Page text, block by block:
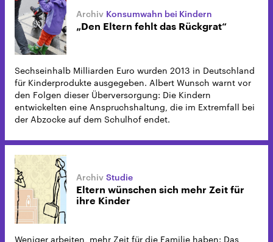
Konsumwahn bei Kindern
„Den Eltern fehlt das Rückgrat“
Sechseinhalb Milliarden Euro wurden 2013 in Deutschland
für Kinderprodukte ausgegeben. Albert Wunsch warnt vor
den Folgen dieser Überversorgung: Die Kindern
entwickelten eine Anspruchshaltung, die im Extremfall bei
der Abzocke auf dem Schulhof endet.
Studie
Eltern wünschen sich mehr Zeit für
ihre Kinder
Weniger arbeiten, mehr Zeit für die Familie haben: Das